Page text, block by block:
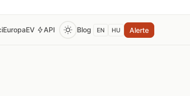
EuropaEV API Blog EN HU Alerte